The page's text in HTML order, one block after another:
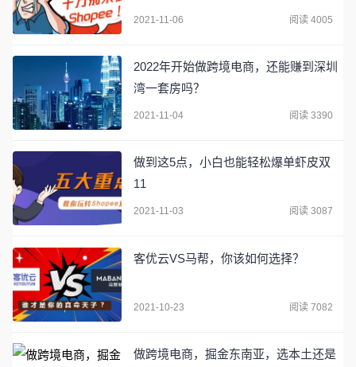
2021-11-06 阅读 4005
2022年开始做跨境电商，还能赚到深圳
湾一套房吗？
2021-11-04 阅读 3390
做到这5点，小白也能轻松爆单虾皮双
11
2021-11-03 阅读 3087
客优云VS马帮，你该如何选择？
2021-10-23 阅读 7082
做跨境电商，掘金东南亚，选本土还是